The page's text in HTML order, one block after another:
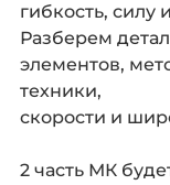
гибкость, силу
Разберем
элементов,
техники,
скорости и
2 часть МК